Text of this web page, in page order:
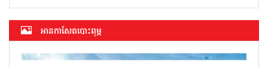
អាន​កាសែត​បោះពុម្ភ